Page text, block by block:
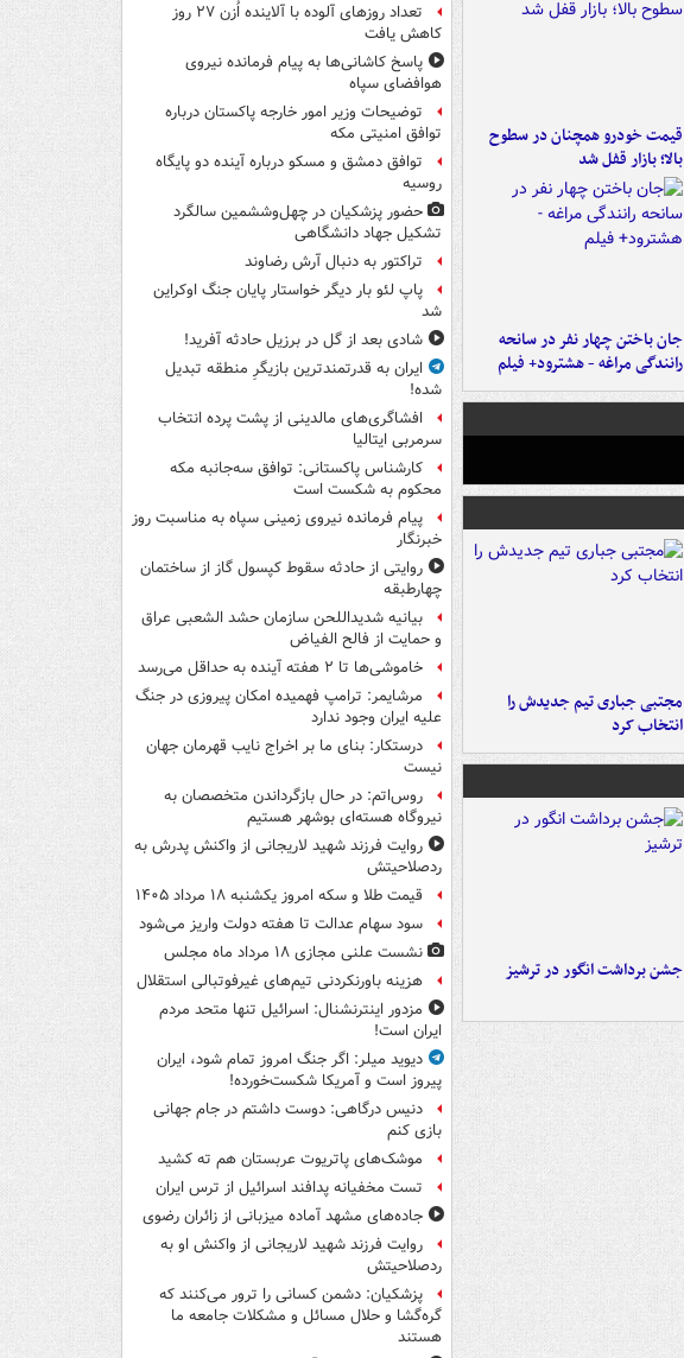
قیمت خودرو همچنان در سطوح
بالا؛ بازار قفل شد
جان باختن چهار نفر در سانحه
رانندگی مراغه - هشترود+ فیلم
مجتبی جباری تیم جدیدش را
انتخاب کرد
جشن برداشت انگور در ترشیز
تعداد روزهای آلوده با آلاینده اُزن ۲۷ روز
کاهش یافت
پاسخ کاشانی‌ها به پیام فرمانده نیروی
هوافضای سپاه
توضیحات وزیر امور خارجه پاکستان درباره
توافق امنیتی مکه
توافق دمشق و مسکو درباره آینده دو پایگاه
روسیه
حضور پزشکیان در چهل‌وششمین سالگرد
تشکیل جهاد دانشگاهی
تراکتور به دنبال آرش رضاوند
پاپ لئو بار دیگر خواستار پایان جنگ اوکراین
شد
شادی بعد از گل در برزیل حادثه آفرید!
ایران به قدرتمندترین بازیگرِ منطقه تبدیل
شده!
افشاگری‌های مالدینی از پشت پرده انتخاب
سرمربی ایتالیا
کارشناس پاکستانی: توافق سه‌جانبه مکه
محکوم به شکست است
پیام فرمانده نیروی زمینی سپاه به مناسبت روز
خبرنگار
روایتی از حادثه سقوط کپسول گاز از ساختمان
چهارطبقه
بیانیه شدیداللحن سازمان حشد الشعبی عراق
و حمایت از فالح الفیاض
خاموشی‌ها تا ۲ هفته آینده به حداقل می‌رسد
مرشایمر: ترامپ فهمیده امکان پیروزی در جنگ
علیه ایران وجود ندارد
درستکار: بنای ما بر اخراج نایب قهرمان جهان
نیست
روس‌اتم: در حال بازگرداندن متخصصان به
نیروگاه هسته‌ای بوشهر هستیم
روایت فرزند شهید لاریجانی از واکنش پدرش به
ردصلاحیتش
قیمت طلا و سکه امروز یکشنبه ۱۸ مرداد ۱۴۰۵
سود سهام عدالت تا هفته دولت واریز می‌شود
نشست علنی مجازی ۱۸ مرداد ماه مجلس
هزینه باورنکردنی تیم‌های غیرفوتبالی استقلال
مزدور اینترنشنال: اسرائیل تنها متحد مردم
ایران است!
دیوید میلر: اگر جنگ امروز تمام شود، ایران
پیروز است و آمریکا شکست‌خورده!
دنیس درگاهی: دوست داشتم در جام جهانی
بازی کنم
موشک‌های پاتریوت عربستان هم ته‌ کشید
تست مخفیانه پدافند اسرائیل از ترس ایران
جاده‌های مشهد آماده میزبانی از زائران رضوی
روایت فرزند شهید لاریجانی از واکنش او به
ردصلاحیتش
پزشکیان: دشمن کسانی را ترور می‌کنند که
گره‌گشا و حلال مسائل و مشکلات جامعه ما
هستند